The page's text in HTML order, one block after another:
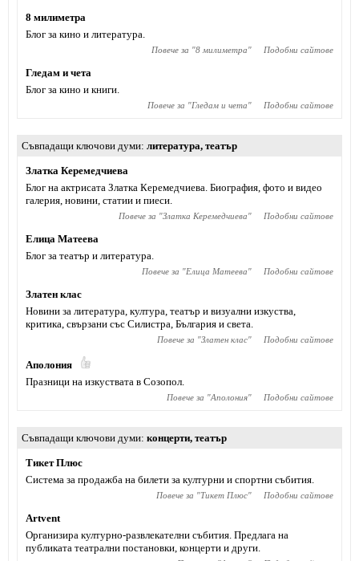
8 милиметра
Блог за кино и литература.
Повече за "8 милиметра" Подобни сайтове
Гледам и чета
Блог за кино и книги.
Повече за "Гледам и чета" Подобни сайтове
Съвпадащи ключови думи литература, театър
Златка Керемедчиева
Блог на актрисата Златка Керемедчиева. Биография, фото и видео
галерия, новини, статии и пиеси.
Повече за "Златка Керемедчиева" Подобни сайтове
Елица Матеева
Блог за театър и литература.
Повече за "Елица Матеева" Подобни сайтове
Златен клас
Новини за литература, култура, театър и визуални изкуства,
критика, свързани със Силистра, България и света.
Повече за "Златен клас" Подобни сайтове
Аполония
Празници на изкуствата в Созопол.
Повече за "Аполония" Подобни сайтове
Съвпадащи ключови думи концерти, театър
Тикет Плюс
Система за продажба на билети за културни и спортни събития.
Повече за "Тикет Плюс" Подобни сайтове
Artvent
Организира културно-развлекателни събития. Предлага на
публиката театрални постановки, концерти и други.